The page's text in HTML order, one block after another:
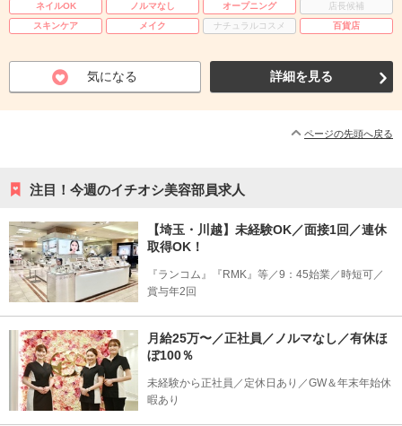
ネイルOK
ノルマなし オープニング
店長候補
スキンケア
メイク ナチュラルコスメ 百貨店
気になる 詳細を見る
ページの先頭へ戻る
注目！今週のイチオシ美容部員求人
【埼玉・川越】未経験OK／面接1回／連休
取得OK！
『ランコム』『RMK』等／9：45始業／時短可／
賞与年2回
月給25万〜／正社員／ノルマなし／有休ほ
ぼ100％
未経験から正社員／定休日あり／GW＆年末年始休
暇あり